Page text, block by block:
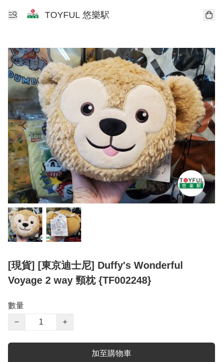
TOYFUL 悠樂駅
[現貨] [東京迪士尼] Duffy's Wonderful
Voyage 2 way 頸枕 {TF002248}
數量
−
+
加至購物車